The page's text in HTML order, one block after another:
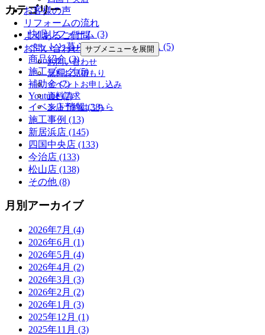
お客様の声
リフォームの流れ
よくあるご質問
お問い合わせ サブメニューを展開
お問い合わせ
無料お見積もり
イベントお申し込み
資料請求
来店予約はこちら
カテゴリー
快眠リフォーム (3)
ペットと暮らす幸せリフォーム (5)
商品紹介 (3)
施工ブログ (5)
補助金 (7)
Youtube (7)
イベント情報 (38)
施工事例 (13)
新居浜店 (145)
四国中央店 (133)
今治店 (133)
松山店 (138)
その他 (8)
月別アーカイブ
2026年7月 (4)
2026年6月 (1)
2026年5月 (4)
2026年4月 (2)
2026年3月 (3)
2026年2月 (2)
2026年1月 (3)
2025年12月 (1)
2025年11月 (3)